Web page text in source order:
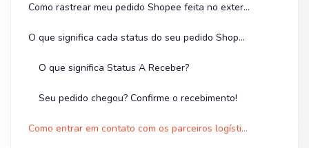
Como rastrear meu pedido Shopee feita no exterior?
O que significa cada status do seu pedido Shopee?
O que significa Status A Receber?
Seu pedido chegou? Confirme o recebimento!
Como entrar em contato com os parceiros logísticos da Shopee?